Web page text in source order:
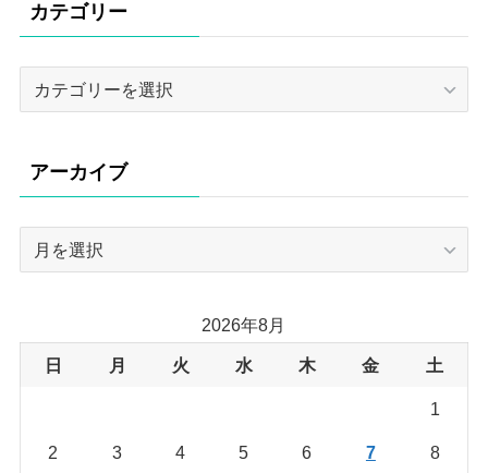
カテゴリー
リ
ー
アーカイブ
ブ
2026年8月
日 月 火 水 木 金 土
1
2 3 4 5 6 7 8